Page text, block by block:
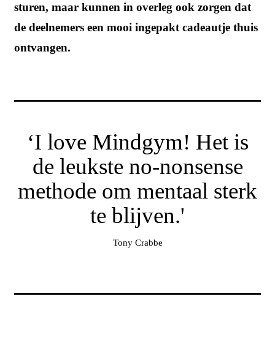
sturen, maar kunnen in overleg ook zorgen dat
de deelnemers een mooi ingepakt cadeautje thuis
ontvangen.
‘I love Mindgym! Het is
de leukste no-nonsense
methode om mentaal sterk
te blijven.'
Tony Crabbe